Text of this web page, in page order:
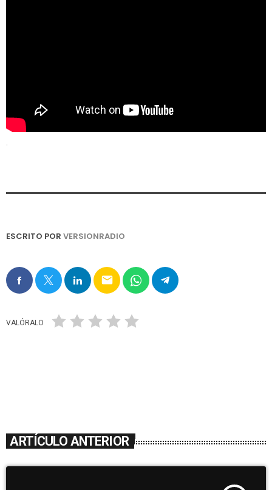
.
ESCRITO POR VERSIONRADIO
email
VALÓRALO
ARTÍCULO ANTERIOR